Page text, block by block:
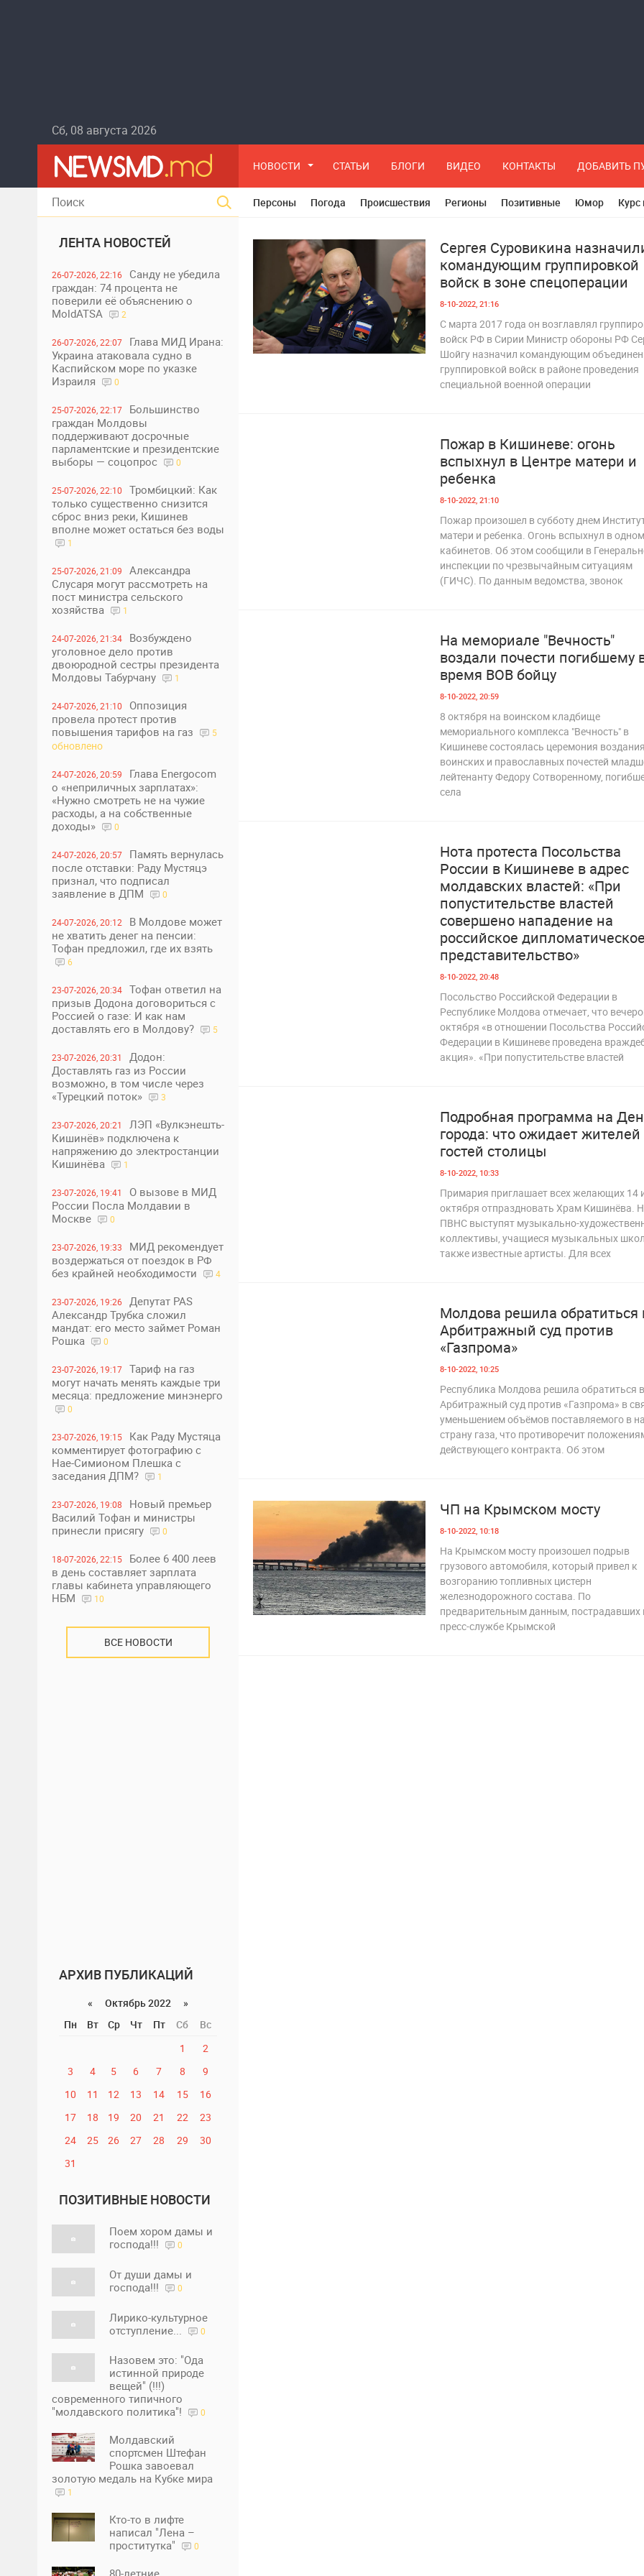
Сб, 08 августа 2026
НОВОСТИ СТАТЬИ БЛОГИ ВИДЕО КОНТАКТЫ ДОБАВИТЬ
ЛЕНТА НОВОСТЕЙ
26-07-2026, 22:16
Санду не убедила
граждан: 74 процента не
поверили её объяснению о
MoldATSA
2
26-07-2026, 22:07
Глава МИД Ирана:
Украина атаковала судно в
Каспийском море по указке
Израиля
0
25-07-2026, 22:17
Большинство
граждан Молдовы
поддерживают досрочные
парламентские и президентские
выборы — соцопрос
0
25-07-2026, 22:10
Тромбицкий: Как
только существенно снизится
сброс вниз реки, Кишинев
вполне может остаться без воды
1
25-07-2026, 21:09
Александра
Слусаря могут рассмотреть на
пост министра сельского
хозяйства
1
24-07-2026, 21:34
Возбуждено
уголовное дело против
двоюродной сестры президента
Молдовы Табурчану
1
24-07-2026, 21:10
Оппозиция
провела протест против
повышения тарифов на газ
5
обновлено
24-07-2026, 20:59
Глава Energocom
о «неприличных зарплатах»:
«Нужно смотреть не на чужие
расходы, а на собственные
доходы»
0
24-07-2026, 20:57
Память вернулась
после отставки: Раду Мустяцэ
признал, что подписал
заявление в ДПМ
0
24-07-2026, 20:12
В Молдове может
не хватить денег на пенсии:
Тофан предложил, где их взять
6
23-07-2026, 20:34
Тофан ответил на
призыв Додона договориться с
Россией о газе: И как нам
доставлять его в Молдову?
5
23-07-2026, 20:31
Додон:
Доставлять газ из России
возможно, в том числе через
«Турецкий поток»
3
23-07-2026, 20:21
ЛЭП «Вулкэнешть-
Кишинёв» подключена к
напряжению до электростанции
Кишинёва
1
23-07-2026, 19:41
О вызове в МИД
России Посла Молдавии в
Москве
0
23-07-2026, 19:33
МИД рекомендует
воздержаться от поездок в РФ
без крайней необходимости
4
23-07-2026, 19:26
Депутат PAS
Александр Трубка сложил
мандат: его место займет Роман
Рошка
0
23-07-2026, 19:17
Тариф на газ
могут начать менять каждые три
месяца: предложение минэнерго
0
23-07-2026, 19:15
Как Раду Мустяца
комментирует фотографию с
Нае-Симионом Плешка с
заседания ДПМ?
1
23-07-2026, 19:08
Новый премьер
Василий Тофан и министры
принесли присягу
0
18-07-2026, 22:15
Более 6 400 леев
в день составляет зарплата
главы кабинета управляющего
НБМ
10
ВСЕ НОВОСТИ
АРХИВ ПУБЛИКАЦИЙ
« Октябрь 2022
»
Пн
Вт Ср Чт Пт Сб
Вс
1
2
3
4 5 6 7 8
9
10
11 12 13 14 15
16
17
18 19 20 21 22
23
24
25 26 27 28 29
30
31
ПОЗИТИВНЫЕ НОВОСТИ
Поем хором дамы и
господа!!!
0
От души дамы и
господа!!!
0
Лирико-культурное
отступление...
0
Назовем это: "Ода
истинной природе
вещей" (!!!)
современного типичного
"молдавского политика"!
0
Молдавский
спортсмен Штефан
Рошка завоевал
золотую медаль на Кубке мира
1
Кто-то в лифте
написал "Лена –
проститутка"
0
Персоны Погода Происшествия Регионы Позитивные Юмор
Сергея Суровикина
командующим группировкой
войск в зоне спецоперации
8-10-2022, 21:16
С марта 2017 года он возглавлял
войск РФ в Сирии Министр обороны РФ
Шойгу назначил командующим
группировкой войск в районе проведения
специальной военной операции
Пожар в Кишиневе: огонь
вспыхнул в Центре матери и
ребенка
8-10-2022, 21:10
Пожар произошел в субботу днем
матери и ребенка. Огонь вспыхнул в
кабинетов. Об этом сообщили в
инспекции по чрезвычайным ситуациям
(ГИЧС). По данным ведомства, звонок
На мемориале "Вечность"
воздали почести погибшему
время ВОВ бойцу
8-10-2022, 20:59
8 октября на воинском кладбище
мемориального комплекса "Вечность" в
Кишиневе состоялась церемония воздания
воинских и православных почестей
лейтенанту Федору Сотворенному,
села
Нота протеста Посольства
России в Кишиневе в адрес
молдавских властей: «При
попустительстве властей
совершено нападение на
российское дипломатическое
представительство»
8-10-2022, 20:48
Посольство Российской Федерации в
Республике Молдова отмечает, что
октября «в отношении Посольства
Федерации в Кишиневе проведена
акция». «При попустительстве властей
Подробная программа на
города: что ожидает жителей
гостей столицы
8-10-2022, 10:33
Примария приглашает всех желающих 14
октября отпраздновать Храм Кишинёва.
ПВНС выступят музыкально-
коллективы, учащиеся музыкальных
также известные артисты. Для всех
Молдова решила обратиться
Арбитражный суд против
«Газпрома»
8-10-2022, 10:25
Республика Молдова решила обратиться в
Арбитражный суд против «Газпрома» в
уменьшением объёмов поставляемого в
страну газа, что противоречит
действующего контракта. Об этом
ЧП на Крымском мосту
8-10-2022, 10:18
На Крымском мосту произошел подрыв
грузового автомобиля, который привел к
возгоранию топливных цистерн
железнодорожного состава. По
предварительным данным, пострадавших
пресс-службе Крымской